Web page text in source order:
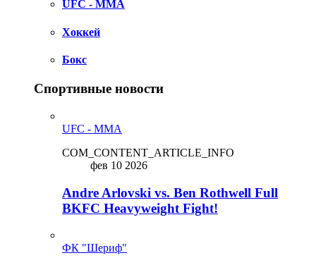
UFC - MMA
Хоккей
Бокс
Спортивные новости
UFC - MMA
COM_CONTENT_ARTICLE_INFO
фев 10 2026
Andre Arlovski vs. Ben Rothwell Full
BKFC Heavyweight Fight!
ФК "Шериф"